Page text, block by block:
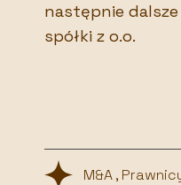
następnie
spółki z o.o.
M&A ,